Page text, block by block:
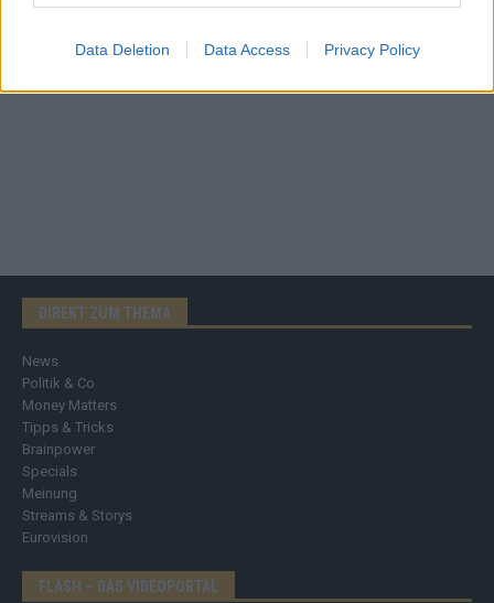
Data Deletion Data Access Privacy Policy
DIREKT ZUM THEMA
News
Politik & Co
Money Matters
Tipps & Tricks
Brainpower
Specials
Meinung
Streams & Storys
Eurovision
FLASH – DAS VIDEOPORTAL